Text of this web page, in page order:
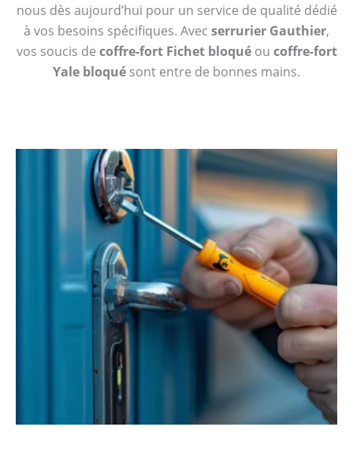
nous dès aujourd’hui pour un service de qualité dédié
à vos besoins spécifiques. Avec serrurier Gauthier,
vos soucis de coffre-fort Fichet bloquéou coffre-fort
Yale bloqué sont entre de bonnes mains.